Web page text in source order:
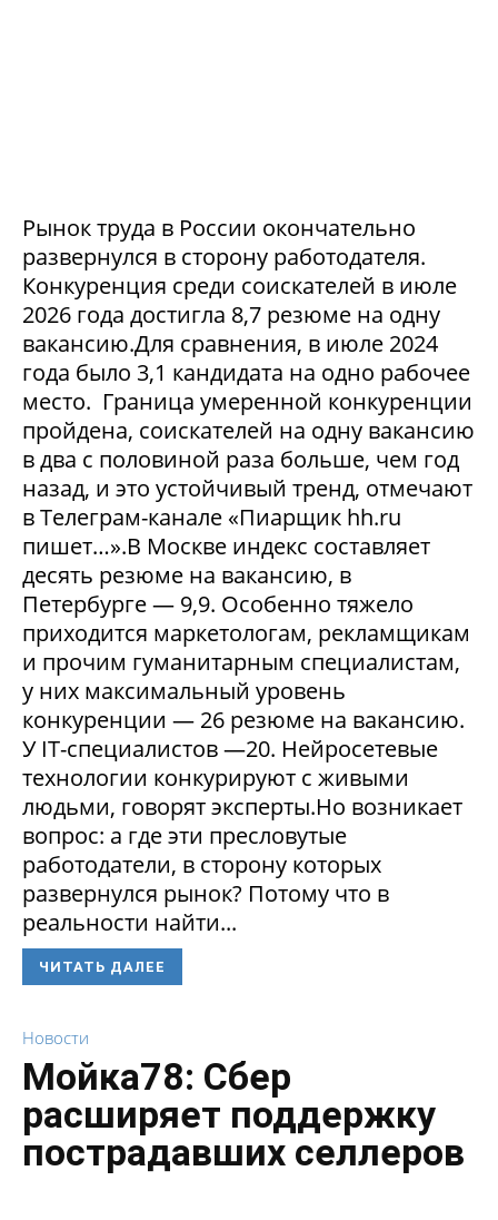
Рынок труда в России окончательно
развернулся в сторону работодателя.
Конкуренция среди соискателей в июле
2026 года достигла 8,7 резюме на одну
вакансию.Для сравнения, в июле 2024
года было 3,1 кандидата на одно рабочее
место. Граница умеренной конкуренции
пройдена, соискателей на одну вакансию
в два с половиной раза больше, чем год
назад, и это устойчивый тренд, отмечают
в Телеграм-канале «Пиарщик hh.ru
пишет…».В Москве индекс составляет
десять резюме на вакансию, в
Петербурге — 9,9. Особенно тяжело
приходится маркетологам, рекламщикам
и прочим гуманитарным специалистам,
у них максимальный уровень
конкуренции — 26 резюме на вакансию.
У IT-специалистов —20. Нейросетевые
технологии конкурируют с живыми
людьми, говорят эксперты.Но возникает
вопрос: а где эти пресловутые
работодатели, в сторону которых
развернулся рынок? Потому что в
реальности найти...
ЧИТАТЬ ДАЛЕЕ
Новости
Мойка78: Сбер
расширяет поддержку
пострадавших селлеров